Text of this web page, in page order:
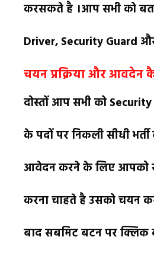
करसकते है ।आप सभी को
Driver, Security Guard और
चयन प्रक्रिया और आवदेन
दोस्तों आप सभी को
के पदों पर निकली सीधी
आवेदन करने के लिए आपको
करना चाहते है उसको चयन
बाद सबमिट बटन पर क्लिक